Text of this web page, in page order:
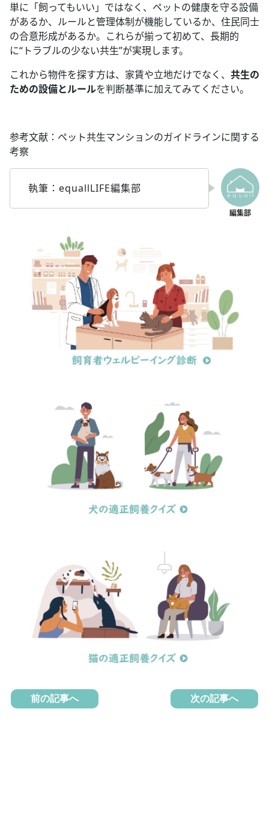
単に「飼ってもいい」ではなく、ペットの健康を守る設備
があるか、ルールと管理体制が機能しているか、住民同士
の合意形成があるか。これらが揃って初めて、長期的
に“トラブルの少ない共生”が実現します。
これから物件を探す方は、家賃や立地だけでなく、 共生の
ための設備とルールを判断基準に加えてみてください。
参考文献：ペット共生マンションのガイドラインに関する
考察
執筆：equallLIFE編集部
前の記事へ 次の記事へ